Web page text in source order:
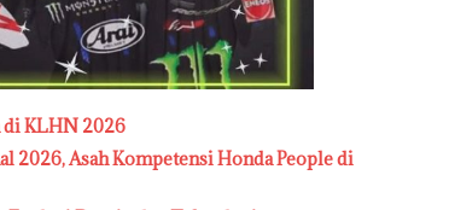
di KLHN 2026
2026, Asah Kompetensi Honda People di